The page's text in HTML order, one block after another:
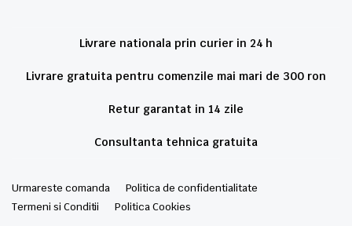
Livrare nationala prin curier in 24 h
Livrare gratuita pentru comenzile mai mari de 300 ron
Retur garantat in 14 zile
Consultanta tehnica gratuita
Urmareste comanda
Politica de confidentialitate
Termeni si Conditii
Politica Cookies